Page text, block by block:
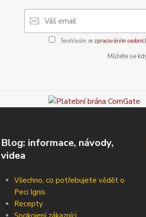
Souhlasím se zpracováním
Můžete se
Blog: informace, návody,
videa
Všechno, co potřebujete vědět o
Peci Ignis
Recepty